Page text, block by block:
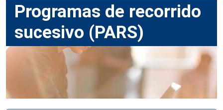
Programas de recorrido
sucesivo (PARS)